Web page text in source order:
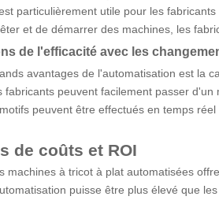
particulièrement utile pour les
et de démarrer des machines, les
de l'efficacité avec les
avantages de l'automatisation est la
fabricants peuvent facilement passer
peuvent être effectués en temps
de coûts et ROI
machines à tricot à plat automatisées
puisse être plus élevé que